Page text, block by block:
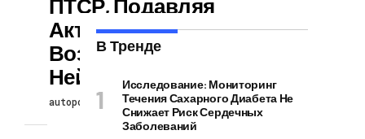
ПТСР, Подавляя
Активность
Возбуждающих
Нейронов
autopodcast 30.07.2026
В Тренде
Исследование: Мониторинг
Течения Сахарного Диабета Не
Снижает Риск Сердечных
Заболеваний